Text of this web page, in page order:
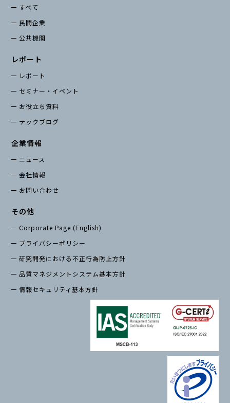
すべて
民間企業
公共機関
レポート
レポート
セミナー・イベント
お役立ち資料
テックブログ
企業情報
ニュース
会社情報
お問い合わせ
その他
Corporate Page (English)
プライバシーポリシー
研究開発における不正行為防止方針
品質マネジメントシステム基本方針
情報セキュリティ基本方針